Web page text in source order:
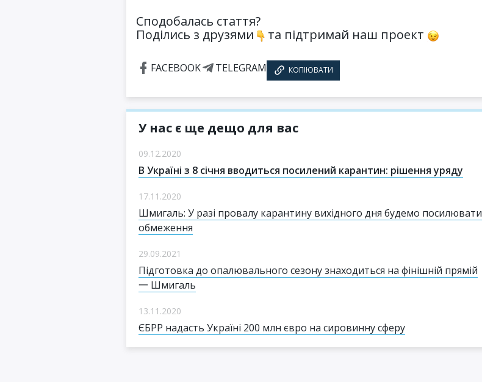
Сподобалась стаття?
Поділись з друзями
та підтримай наш проект
FACEBOOK TELEGRAM КОПІЮВАТИ
У нас є ще дещо для вас
09.12.2020
В Україні з 8 січня вводиться посилений карантин: рішення уряду
17.11.2020
Шмигаль: У разі провалу карантину вихідного дня будемо посилювати
обмеження
29.09.2021
Підготовка до опалювального сезону знаходиться на фінішній прямій
一 Шмигаль
13.11.2020
ЄБРР надасть Україні 200 млн євро на сировинну сферу